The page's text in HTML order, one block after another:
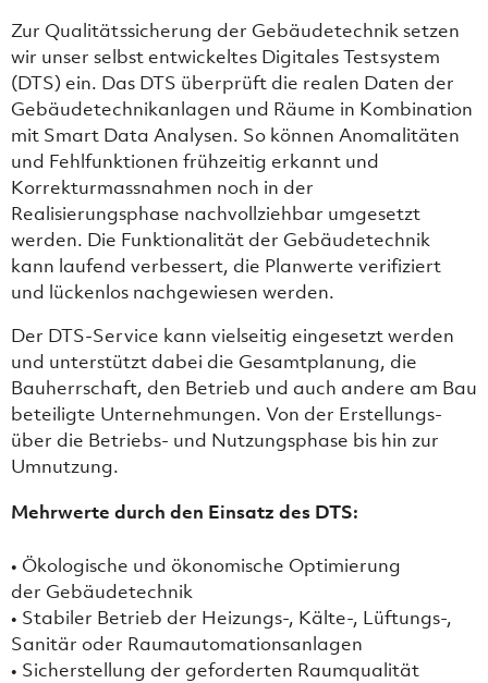
Zur Qualitätssicherung der Gebäudetechnik setzen
wir unser selbst entwickeltes Digitales Testsystem
(DTS) ein. Das DTS überprüft die realen Daten der
Gebäudetechnikanlagen und Räume in Kombination
mit Smart Data Analysen. So können Anomalitäten
und Fehlfunktionen frühzeitig erkannt und
Korrekturmassnahmen noch in der
Realisierungsphase nachvollziehbar umgesetzt
werden. Die Funktionalität der Gebäudetechnik
kann laufend verbessert, die Planwerte verifiziert
und lückenlos nachgewiesen werden.
Der DTS-Service kann vielseitig eingesetzt werden
und unterstützt dabei die Gesamtplanung, die
Bauherrschaft, den Betrieb und auch andere am Bau
beteiligte Unternehmungen. Von der Erstellungs-
über die Betriebs- und Nutzungsphase bis hin zur
Umnutzung.
Mehrwerte durch den Einsatz des DTS:
• Ökologische und ökonomische Optimierung
der Gebäudetechnik
• Stabiler Betrieb der Heizungs-, Kälte-, Lüftungs-,
Sanitär oder Raumautomationsanlagen
• Sicherstellung der geforderten Raumqualität